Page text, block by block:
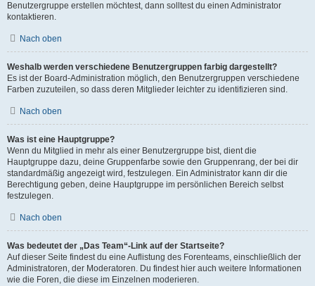
Benutzergruppe erstellen möchtest, dann solltest du einen Administrator
kontaktieren.
Nach oben
Weshalb werden verschiedene Benutzergruppen farbig dargestellt?
Es ist der Board-Administration möglich, den Benutzergruppen verschiedene
Farben zuzuteilen, so dass deren Mitglieder leichter zu identifizieren sind.
Nach oben
Was ist eine Hauptgruppe?
Wenn du Mitglied in mehr als einer Benutzergruppe bist, dient die
Hauptgruppe dazu, deine Gruppenfarbe sowie den Gruppenrang, der bei dir
standardmäßig angezeigt wird, festzulegen. Ein Administrator kann dir die
Berechtigung geben, deine Hauptgruppe im persönlichen Bereich selbst
festzulegen.
Nach oben
Was bedeutet der „Das Team“-Link auf der Startseite?
Auf dieser Seite findest du eine Auflistung des Forenteams, einschließlich der
Administratoren, der Moderatoren. Du findest hier auch weitere Informationen
wie die Foren, die diese im Einzelnen moderieren.